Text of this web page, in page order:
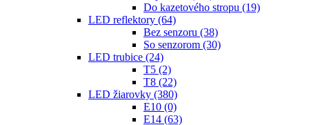
Do kazetového stropu (19)
LED reflektory (64)
Bez senzoru (38)
So senzorom (30)
LED trubice (24)
T5 (2)
T8 (22)
LED žiarovky (380)
E10 (0)
E14 (63)